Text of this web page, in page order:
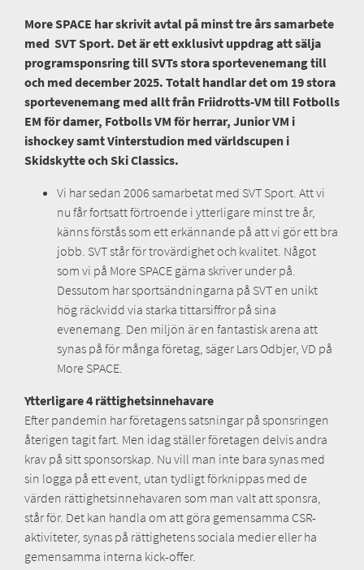
More SPACE har skrivit avtal på minst tre års samarbete
med SVT Sport. Det är ett exklusivt uppdrag att sälja
programsponsring till SVTs stora sportevenemang till
och med december 2025. Totalt handlar det om 19 stora
sportevenemang med allt från Friidrotts-VM till Fotbolls
EM för damer, Fotbolls VM för herrar, Junior VM i
ishockey samt Vinterstudion med världscupen i
Skidskytte och Ski Classics.
Vi har sedan 2006 samarbetat med SVT Sport. Att vi
nu får fortsatt förtroende i ytterligare minst tre år,
känns förstås som ett erkännande på att vi gör ett bra
jobb. SVT står för trovärdighet och kvalitet. Något
som vi på More SPACE gärna skriver under på.
Dessutom har sportsändningarna på SVT en unikt
hög räckvidd via starka tittarsiffror på sina
evenemang. Den miljön är en fantastisk arena att
synas på för många företag, säger Lars Odbjer, VD på
More SPACE.
Ytterligare 4 rättighetsinnehavare
Efter pandemin har företagens satsningar på sponsringen
återigen tagit fart. Men idag ställer företagen delvis andra
krav på sitt sponsorskap. Nu vill man inte bara synas med
sin logga på ett event, utan tydligt förknippas med de
värden rättighetsinnehavaren som man valt att sponsra,
står för. Det kan handla om att göra gemensamma CSR-
aktiviteter, synas på rättighetens sociala medier eller ha
gemensamma interna kick-offer.